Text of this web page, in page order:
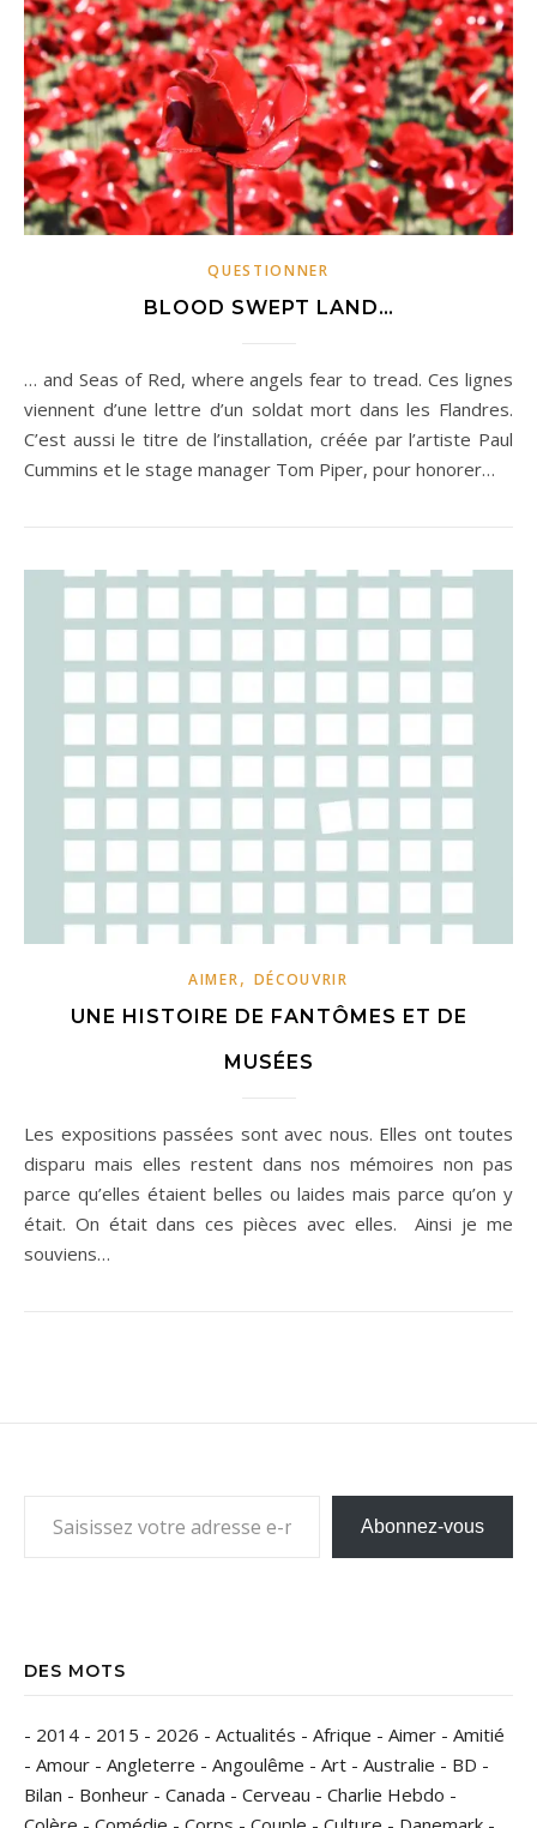
QUESTIONNER
BLOOD SWEPT LAND…
… and Seas of Red, where angels fear to tread. Ces lignes
viennent d’une lettre d’un soldat mort dans les Flandres.
C’est aussi le titre de l’installation, créée par l’artiste Paul
Cummins et le stage manager Tom Piper, pour honorer…
AIMER, DÉCOUVRIR
UNE HISTOIRE DE FANTÔMES ET DE
MUSÉES
Les expositions passées sont avec nous. Elles ont toutes
disparu mais elles restent dans nos mémoires non pas
parce qu’elles étaient belles ou laides mais parce qu’on y
était. On était dans ces pièces avec elles. Ainsi je me
souviens…
Abonnez-vous
DES MOTS
- 2014 - 2015 - 2026 - Actualités - Afrique - Aimer - Amitié
- Amour - Angleterre - Angoulême - Art - Australie - BD -
Bilan - Bonheur - Canada - Cerveau - Charlie Hebdo -